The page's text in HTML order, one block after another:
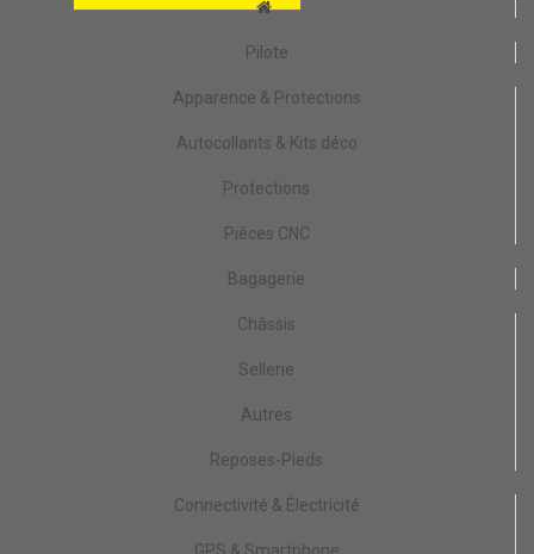
Pilote
Apparence & Protections
Autocollants & Kits déco
Protections
Pièces CNC
Bagagerie
Châssis
Sellerie
Autres
Reposes-Pieds
Connectivité & Électricité